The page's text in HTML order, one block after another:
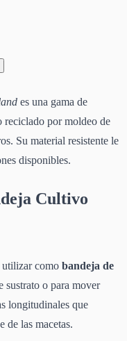
es una gama de
reciclado por moldeo de
Su material resistente le
disponibles.
Cultivo
utilizar como bandeja de
sustrato o para mover
longitudinales que
de las macetas.